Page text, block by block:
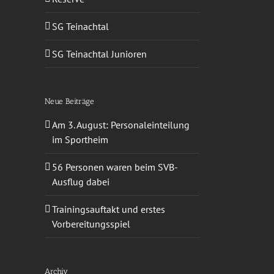
SG Teinachtal
SG Teinachtal Junioren
Neue Beiträge
Am 3. August: Personaleinteilung
im Sportheim
56 Personen waren beim SVB-
Ausflug dabei
Trainingsauftakt und erstes
Vorbereitungsspiel
Archiv